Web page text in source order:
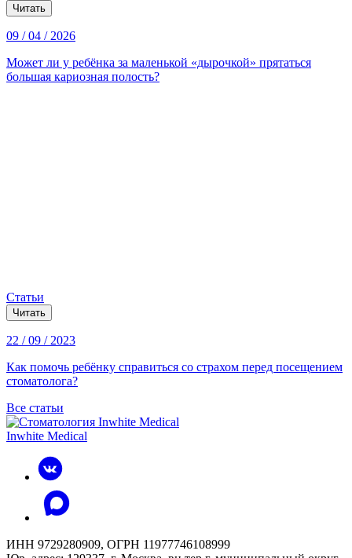
Читать
09 / 04 / 2026
Может ли у ребёнка за маленькой «дырочкой» прятаться
большая кариозная полость?
Статьи
Читать
22 / 09 / 2023
Как помочь ребёнку справиться со страхом перед посещением
стоматолога?
Все статьи
Inwhite Medical
ИНН 9729280909, ОГРН 11977746108999